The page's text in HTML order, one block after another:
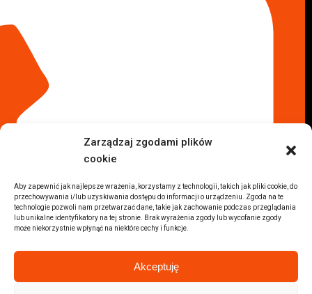
Zarządzaj zgodami plików
cookie
Aby zapewnić jak najlepsze wrażenia, korzystamy z technologii, takich jak pliki cookie, do
przechowywania i/lub uzyskiwania dostępu do informacji o urządzeniu. Zgoda na te
technologie pozwoli nam przetwarzać dane, takie jak zachowanie podczas przeglądania
lub unikalne identyfikatory na tej stronie. Brak wyrażenia zgody lub wycofanie zgody
może niekorzystnie wpłynąć na niektóre cechy i funkcje.
Akceptuję
Komis samochodowy Kraków
Komis samochodowy Radom
Komis samochodowy Płock
Komis samochodowy Opole
Komis samochodowy Lublin
Komis samochodowy Sochaczew
Inne Lokalizacje
Auta z USA Rzeszów
Auta z USA Białystok
Auta z USA Kraków
Marki samochodów
Sprzedam BMW